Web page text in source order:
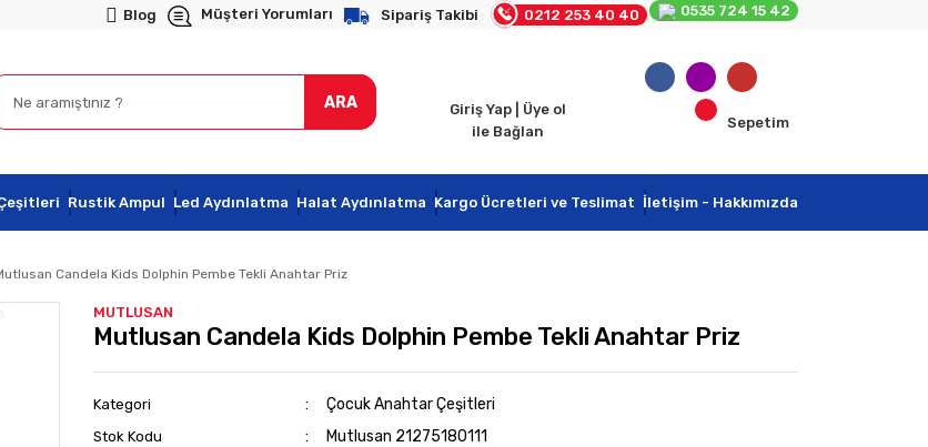
Blog Müşteri Yorumları Sipariş Takibi 0212 253 40 40 0535 724 15 42
ARA
Giriş Yap | Üye ol
ile Bağlan
Sepetim
Rustik Ampul Led Aydınlatma Halat Aydınlatma Kargo Ücretleri ve Teslimat İletişim - Hakkımızda
Candela Kids Dolphin Pembe Tekli Anahtar Priz
MUTLUSAN
Mutlusan Candela Kids Dolphin Pembe Tekli Anahtar Priz
Kategori Çocuk Anahtar Çeşitleri
Stok Kodu Mutlusan 21275180111